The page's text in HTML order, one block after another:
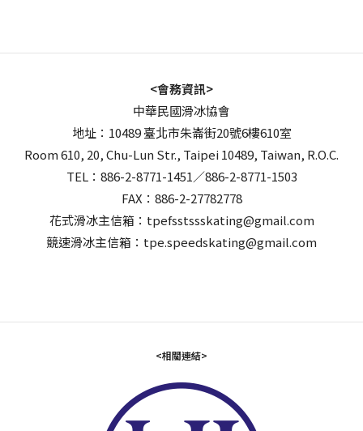
<會務資訊>
中華民國滑冰協會
地址：10489 臺北市朱崙街20號6樓610室
Room 610, 20, Chu-Lun Str., Taipei 10489, Taiwan, R.O.C.
TEL：886-2-8771-1451／886-2-8771-1503
FAX：886-2-27782778
花式滑冰主信箱：tpefsstssskating@gmail.com
競速滑冰主信箱：tpe.speedskating@gmail.com
<相關連結>